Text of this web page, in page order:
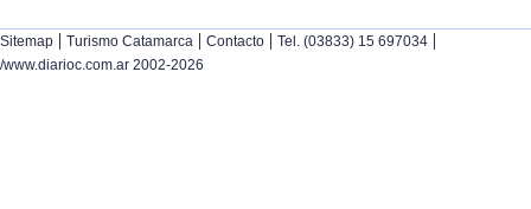
Sitemap | Turismo Catamarca | Contacto | Tel. (03833) 15 697034 |
/www.diarioc.com.ar 2002-2026